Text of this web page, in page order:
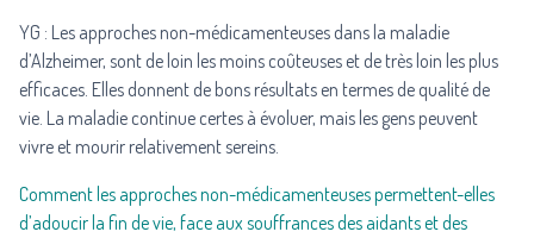
YG : Les approches non-médicamenteuses dans la maladie
d’Alzheimer, sont de loin les moins coûteuses et de très loin les plus
efficaces. Elles donnent de bons résultats en termes de qualité de
vie. La maladie continue certes à évoluer, mais les gens peuvent
vivre et mourir relativement sereins.
Comment les approches non-médicamenteuses permettent-elles
d’adoucir la fin de vie, face aux souffrances des aidants et des